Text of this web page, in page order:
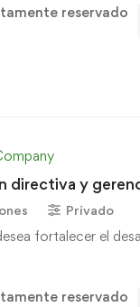
reservado
directiva y
Privado
fortalecer el
reservado